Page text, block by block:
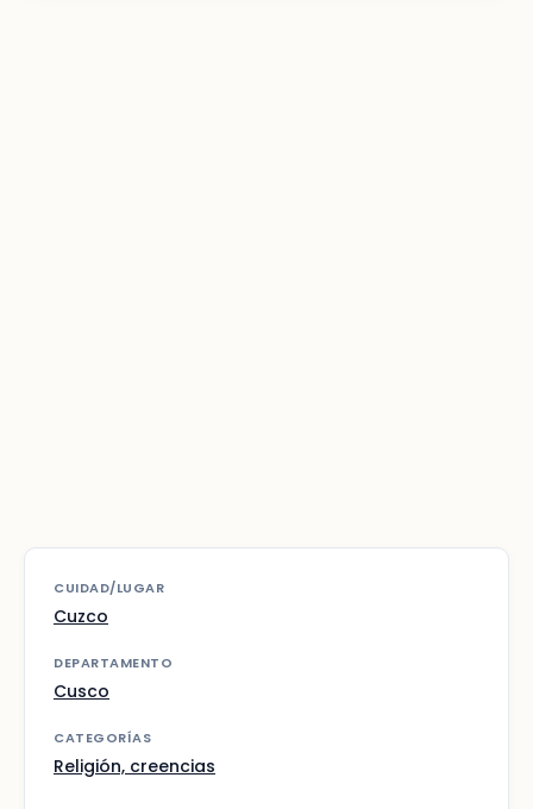
CUIDAD/LUGAR
Cuzco
DEPARTAMENTO
Cusco
CATEGORÍAS
Religión, creencias